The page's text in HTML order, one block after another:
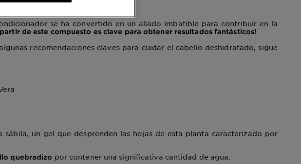
se ha convertido en un aliado imbatible para contribuir en la
de este compuesto es clave para obtener resultados fantásticos!
recomendaciones claves para cuidar el cabello deshidratado, sigue
un gel que desprenden las hojas de esta planta caracterizado por
quebradizo por contener una significativa cantidad de agua.